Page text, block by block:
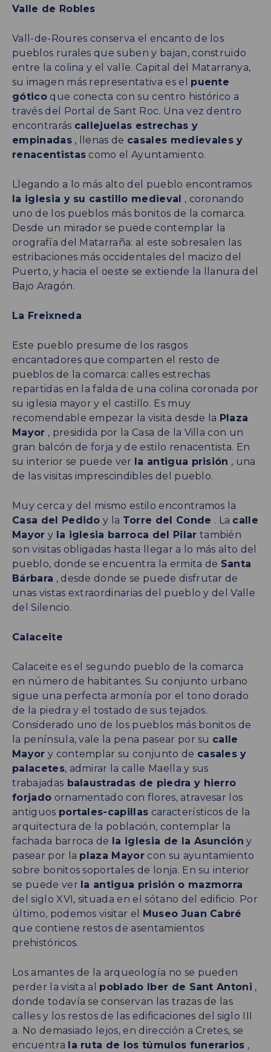
Valle de Robles
Vall-de-Roures conserva el encanto de los
pueblos rurales que suben y bajan, construido
entre la colina y el valle. Capital del Matarranya,
su imagen más representativa es el puente
góticoque conecta con su centro histórico a
través del Portal de Sant Roc. Una vez dentro
encontrarás callejuelas estrechas y
empinadas, llenas de casales medievales y
renacentistas como el Ayuntamiento.
Llegando a lo más alto del pueblo encontramos
la iglesia y su castillo medieval , coronando
uno de los pueblos más bonitos de la comarca.
Desde un mirador se puede contemplar la
orografía del Matarraña: al este sobresalen las
estribaciones más occidentales del macizo del
Puerto, y hacia el oeste se extiende la llanura del
Bajo Aragón.
La Freixneda
Este pueblo presume de los rasgos
encantadores que comparten el resto de
pueblos de la comarca: calles estrechas
repartidas en la falda de una colina coronada por
su iglesia mayor y el castillo. Es muy
recomendable empezar la visita desde la Plaza
Mayor , presidida por la Casa de la Villa con un
gran balcón de forja y de estilo renacentista. En
su interior se puede ver la antigua prisión , una
de las visitas imprescindibles del pueblo.
Muy cerca y del mismo estilo encontramos la
Casa del Pedido y la Torre del Conde . La calle
Mayor y la iglesia barroca del Pilar también
son visitas obligadas hasta llegar a lo más alto del
pueblo, donde se encuentra la ermita de Santa
Bárbara , desde donde se puede disfrutar de
unas vistas extraordinarias del pueblo y del Valle
del Silencio.
Calaceite
Calaceite es el segundo pueblo de la comarca
en número de habitantes. Su conjunto urbano
sigue una perfecta armonía por el tono dorado
de la piedra y el tostado de sus tejados.
Considerado uno de los pueblos más bonitos de
la península, vale la pena pasear por su calle
Mayor y contemplar su conjunto de casales y
palacetes, admirar la calle Maella y sus
trabajadas balaustradas de piedra y hierro
forjado ornamentado con flores, atravesar los
antiguos portales-capillas característicos de la
arquitectura de la población, contemplar la
fachada barroca de la iglesia de la Asunción y
pasear por la plaza Mayor con su ayuntamiento
sobre bonitos soportales de lonja. En su interior
se puede ver la antigua prisión o mazmorra
del siglo XVI, situada en el sótano del edificio. Por
último, podemos visitar el Museo Juan Cabré
que contiene restos de asentamientos
prehistóricos.
Los amantes de la arqueología no se pueden
perder la visita al poblado Iber de Sant Antoni ,
donde todavía se conservan las trazas de las
calles y los restos de las edificaciones del siglo III
a. No demasiado lejos, en dirección a Cretes, se
encuentra la ruta de los túmulos funerarios ,